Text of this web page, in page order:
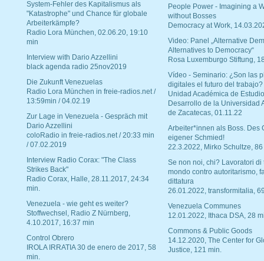
System-Fehler des Kapitalismus als
"Katastrophe" und Chance für globale
Arbeiterkämpfe?
Radio Lora München, 02.06.20, 19:10
min
Interview with Dario Azzellini
black agenda radio 25nov2019
Die Zukunft Venezuelas
Radio Lora München in freie-radios.net /
13:59min / 04.02.19
Zur Lage in Venezuela - Gespräch mit
Dario Azzellini
coloRadio in freie-radios.net / 20:33 min
/ 07.02.2019
Interview Radio Corax: "The Class
Strikes Back"
Radio Corax, Halle, 28.11.2017, 24:34
min.
Venezuela - wie geht es weiter?
Stoffwechsel, Radio Z Nürnberg,
4.10.2017, 16:37 min
Control Obrero
IROLA IRRATIA 30 de enero de 2017, 58
min.
People Power - Imagining a
without Bosses
Democracy at Work,
Video: Panel „Alternative
Alternatives to Democracy“
Rosa Luxemburgo Stiftung,
Vídeo - Seminario: ¿Son las
digitales el futuro del trabajo?
Unidad Académica de
Desarrollo de la Universidad
de Zacatecas, 01.11.22
Arbeiter*innen als Boss. Des
eigener Schmied!
22.3.2022, Mirko Schultze, 86
Se non noi, chi? Lavoratori di
mondo contro autoritarismo,
dittatura
26.01.2022, transformitalia,
Venezuela Communes
12.01.2022, Ithaca DSA, 28
Commons & Public Goods
14.12.2020, The Center for
Justice, 121 min.